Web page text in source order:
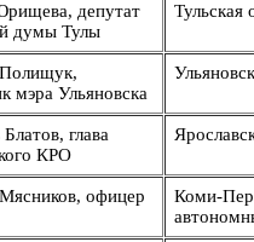
депутат
думы Тулы
Тульская
мэра Ульяновска
глава
КРО
офицер
Коми-